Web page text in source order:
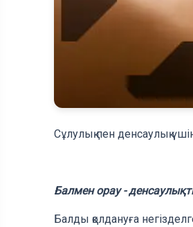
Сұлулық пен денсаулық
Балмен орау -
Балды қолдануға